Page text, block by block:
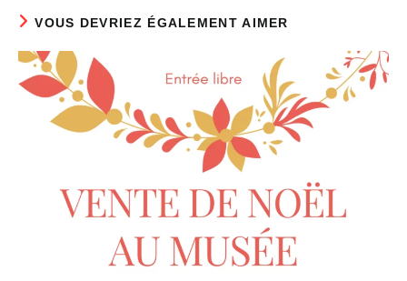
VOUS DEVRIEZ ÉGALEMENT AIMER